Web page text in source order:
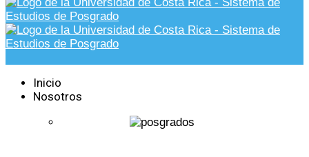
Inicio
Nosotros